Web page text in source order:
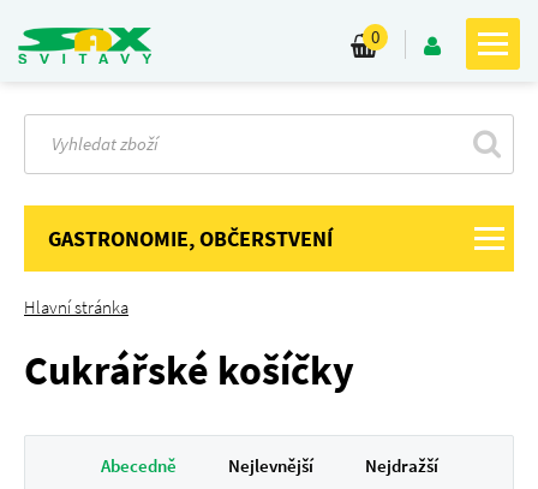
0
GASTRONOMIE, OBČERSTVENÍ
Hlavní stránka
Cukrářské košíčky
Abecedně Nejlevnější Nejdražší